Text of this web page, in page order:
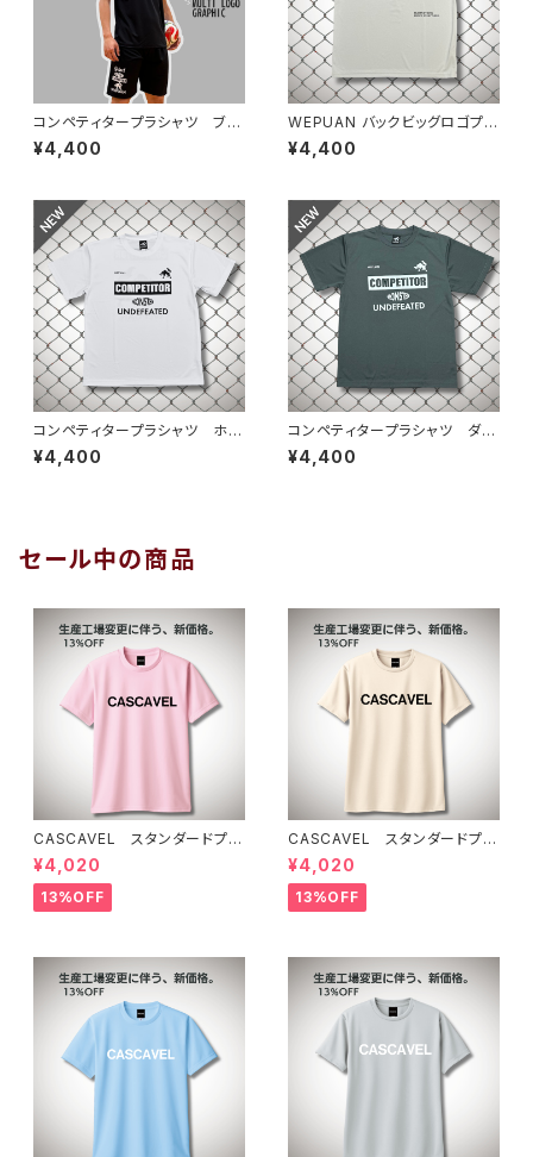
コンペティタープラシャツ ブラ
ックホワイト
¥4,400
WEPUAN バックビッグロゴプラ
シャツ シルバーグレーブラック
¥4,400
コンペティタープラシャツ ホワ
イトブラック
¥4,400
コンペティタープラシャツ ダー
クグレーホワイト
¥4,400
セール中の商品
CASCAVEL スタンダードプラ
クティスシャツ ライトピンクブ
ラック
¥4,020
13%OFF
CASCAVEL スタンダードプラ
クティスシャツ ライトベージュ
¥4,020
13%OFF